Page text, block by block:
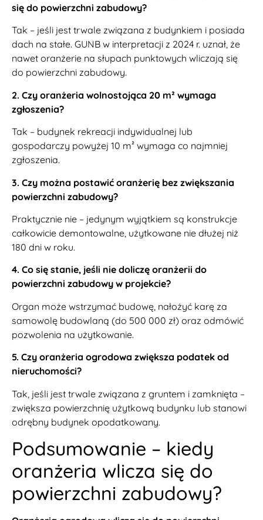
się do powierzchni zabudowy?
Tak – jeśli jest trwale związana z budynkiem i posiada
dach na stałe. GUNB w interpretacji z 2024 r. uznał, że
nawet oranżerie na słupach punktowych wliczają się
do powierzchni zabudowy.
2. Czy oranżeria wolnostojąca 20 m² wymaga
zgłoszenia?
Tak – budynek rekreacji indywidualnej lub
gospodarczy powyżej 10 m² wymaga co najmniej
zgłoszenia.
3. Czy można postawić oranżerię bez zwiększania
powierzchni zabudowy?
Praktycznie nie – jedynym wyjątkiem są konstrukcje
całkowicie demontowalne, użytkowane nie dłużej niż
180 dni w roku.
4. Co się stanie, jeśli nie doliczę oranżerii do
powierzchni zabudowy w projekcie?
Organ może wstrzymać budowę, nałożyć karę za
samowolę budowlaną (do 500 000 zł) oraz odmówić
pozwolenia na użytkowanie.
5. Czy oranżeria ogrodowa zwiększa podatek od
nieruchomości?
Tak, jeśli jest trwale związana z gruntem i zamknięta –
zwiększa powierzchnię użytkową budynku lub stanowi
odrębny budynek opodatkowany.
Podsumowanie – kiedy
oranżeria wlicza się do
powierzchni zabudowy?